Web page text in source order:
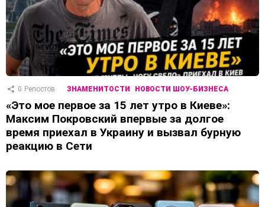
0 Репостов ЗНАМЕНИТОСТИ НОВОСТИ ШОУ-БИЗНЕСА
«Это мое первое за 15 лет утро в Киеве»:
Максим Покровский впервые за долгое
время приехал в Украину и вызвал бурную
реакцию в Сети